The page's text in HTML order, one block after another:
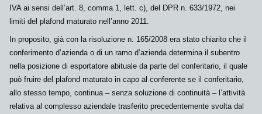
IVA ai sensi dell’art. 8, comma 1, lett. c), del DPR n. 633/1972, nei
limiti del plafond maturato nell’anno 2011.
In proposito, già con la risoluzione n. 165/2008 era stato chiarito che il
conferimento d’azienda o di un ramo d’azienda determina il subentro
nella posizione di esportatore abituale da parte del conferitario, il quale
può fruire del plafond maturato in capo al conferente se il conferitario,
allo stesso tempo, continua– senza soluzione di continuità – l’attività
relativa al complesso aziendale trasferito precedentemente svolta dal